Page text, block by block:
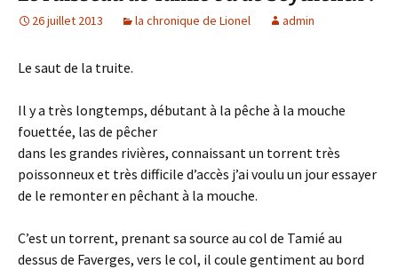
26 juillet 2013 la chronique de Lionel admin
Le saut de la truite.
Il y a très longtemps, débutant à la pêche à la mouche
fouettée, las de pêcher
dans les grandes rivières, connaissant un torrent très
poissonneux et très difficile d’accès j’ai voulu un jour essayer
de le remonter en pêchant à la mouche.
C’est un torrent, prenant sa source au col de Tamié au
dessus de Faverges, vers le col, il coule gentiment au bord